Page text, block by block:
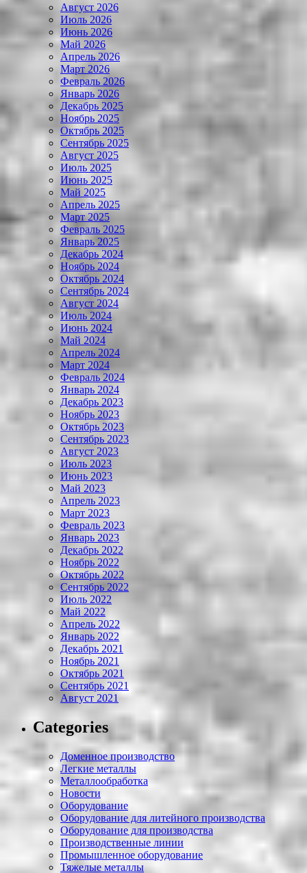
Август 2026
Июль 2026
Июнь 2026
Май 2026
Апрель 2026
Март 2026
Февраль 2026
Январь 2026
Декабрь 2025
Ноябрь 2025
Октябрь 2025
Сентябрь 2025
Август 2025
Июль 2025
Июнь 2025
Май 2025
Апрель 2025
Март 2025
Февраль 2025
Январь 2025
Декабрь 2024
Ноябрь 2024
Октябрь 2024
Сентябрь 2024
Август 2024
Июль 2024
Июнь 2024
Май 2024
Апрель 2024
Март 2024
Февраль 2024
Январь 2024
Декабрь 2023
Ноябрь 2023
Октябрь 2023
Сентябрь 2023
Август 2023
Июль 2023
Июнь 2023
Май 2023
Апрель 2023
Март 2023
Февраль 2023
Январь 2023
Декабрь 2022
Ноябрь 2022
Октябрь 2022
Сентябрь 2022
Июль 2022
Май 2022
Апрель 2022
Январь 2022
Декабрь 2021
Ноябрь 2021
Октябрь 2021
Сентябрь 2021
Август 2021
Categories
Доменное производство
Легкие металлы
Металлообработка
Новости
Оборудование
Оборудование для литейного производства
Оборудование для производства
Производственные линии
Промышленное оборудование
Тяжелые металлы